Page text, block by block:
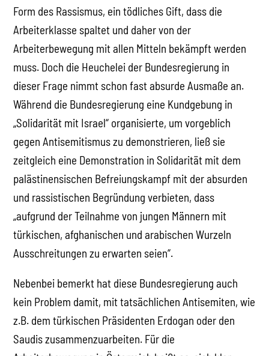
Form des Rassismus, ein tödliches Gift, dass die
Arbeiterklasse spaltet und daher von der
Arbeiterbewegung mit allen Mitteln bekämpft werden
muss. Doch die Heuchelei der Bundesregierung in
dieser Frage nimmt schon fast absurde Ausmaße an.
Während die Bundesregierung eine Kundgebung in
„Solidarität mit Israel“ organisierte, um vorgeblich
gegen Antisemitismus zu demonstrieren, ließ sie
zeitgleich eine Demonstration in Solidarität mit dem
palästinensischen Befreiungskampf mit der absurden
und rassistischen Begründung verbieten, dass
„aufgrund der Teilnahme von jungen Männern mit
türkischen, afghanischen und arabischen Wurzeln
Ausschreitungen zu erwarten seien“.
Nebenbei bemerkt hat diese Bundesregierung auch
kein Problem damit, mit tatsächlichen Antisemiten, wie
z.B. dem türkischen Präsidenten Erdogan oder den
Saudis zusammenzuarbeiten. Für die